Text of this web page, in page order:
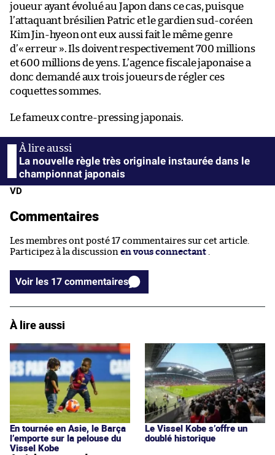
joueur ayant évolué au Japon dans ce cas, puisque
l’attaquant brésilien Patric et le gardien sud-coréen
Kim Jin-hyeon ont eux aussi fait le même genre
d’« erreur ». Ils doivent respectivement 700 millions
et 600 millions de yens. L’agence fiscale japonaise a
donc demandé aux trois joueurs de régler ces
coquettes sommes.
Le fameux contre-pressing japonais.
La nouvelle règle très originale instaurée dans le
championnat japonais
VD
Commentaires
Les membres ont posté 17 commentaires sur cet article.
Participez à la discussion en vous connectant
Voir les 17 commentaires
À lire aussi
En tournée en Asie, le Barça
l’emporte sur la pelouse du
Vissel Kobe
Le Vissel Kobe s’offre un
doublé historique